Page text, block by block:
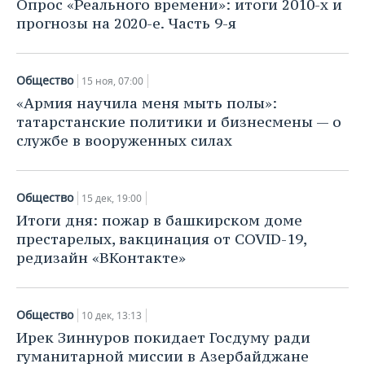
Опрос «Реального времени»: итоги 2010-х и
прогнозы на 2020-е. Часть 9-я
Общество 15 ноя, 07:00
«Армия научила меня мыть полы»:
татарстанские политики и бизнесмены — о
службе в вооруженных силах
Общество 15 дек, 19:00
Итоги дня: пожар в башкирском доме
престарелых, вакцинация от COVID-19,
редизайн «ВКонтакте»
Общество 10 дек, 13:13
Ирек Зиннуров покидает Госдуму ради
гуманитарной миссии в Азербайджане